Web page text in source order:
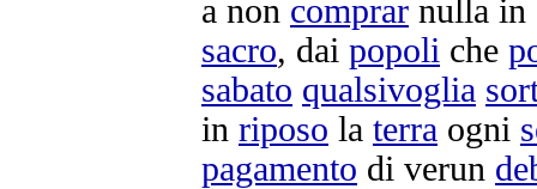
a non comprar nulla in
sacro, dai popoli che
sabato qualsivoglia
in riposo la terra ogni
pagamento di verun